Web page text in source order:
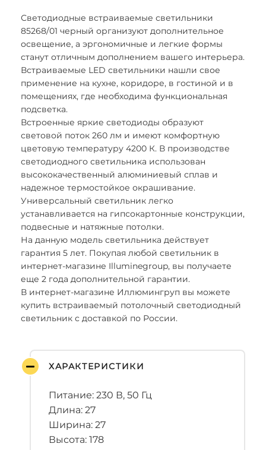
Светодиодные встраиваемые светильники
85268/01 черный организуют дополнительное
освещение, а эргономичные и легкие формы
станут отличным дополнением вашего интерьера.
Встраиваемые LED светильники нашли свое
применение на кухне, коридоре, в гостиной и в
помещениях, где необходима функциональная
подсветка.
Встроенные яркие светодиоды образуют
световой поток 260 лм и имеют комфортную
цветовую температуру 4200 К. В производстве
светодиодного светильника использован
высококачественный алюминиевый сплав и
надежное термостойкое окрашивание.
Универсальный светильник легко
устанавливается на гипсокартонные конструкции,
подвесные и натяжные потолки.
На данную модель светильника действует
гарантия 5 лет. Покупая любой светильник в
интернет-магазине Illuminegroup, вы получаете
еще 2 года дополнительной гарантии.
В интернет-магазине Иллюмингруп вы можете
купить встраиваемый потолочный светодиодный
светильник с доставкой по России.
ХАРАКТЕРИСТИКИ
Питание: 230 В, 50 Гц
Длина: 27
Ширина: 27
Высота: 178